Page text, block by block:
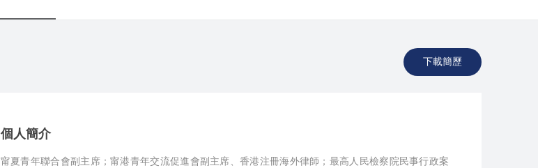
下載簡歷
個人簡介
甯夏青年聯合會副主席；甯港青年交流促進會副主席、香港注冊海外律師；最高人民檢察院民事行政案